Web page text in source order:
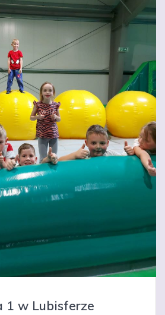
1 w Lubisferze